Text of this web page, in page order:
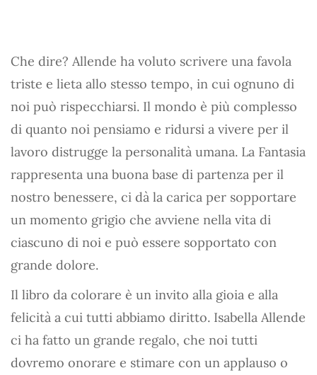
Che dire? Allende ha voluto scrivere una favola
triste e lieta allo stesso tempo, in cui ognuno di
noi può rispecchiarsi. Il mondo è più complesso
di quanto noi pensiamo e ridursi a vivere per il
lavoro distrugge la personalità umana. La Fantasia
rappresenta una buona base di partenza per il
nostro benessere, ci dà la carica per sopportare
un momento grigio che avviene nella vita di
ciascuno di noi e può essere sopportato con
grande dolore.
Il libro da colorare è un invito alla gioia e alla
felicità a cui tutti abbiamo diritto. Isabella Allende
ci ha fatto un grande regalo, che noi tutti
dovremo onorare e stimare con un applauso o